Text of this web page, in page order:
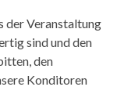
der Veranstaltung
sind und den
den
Konditoren